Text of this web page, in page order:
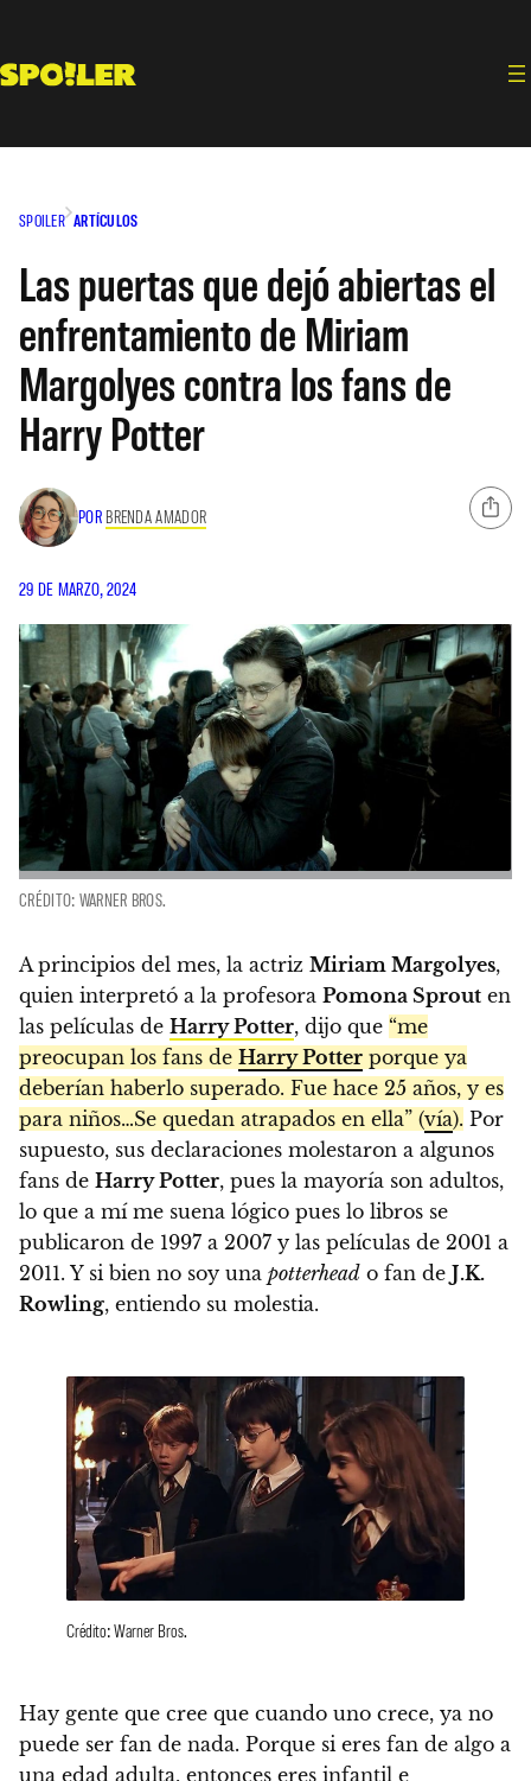
contenido
SPOILER ARTÍCULOS
Las puertas que dejó abiertas el
enfrentamiento de Miriam
Margolyes contra los fans de
Harry Potter
POR BRENDA AMADOR
29 DE MARZO, 2024
CRÉDITO: WARNER BROS.
A principios del mes, la actriz Miriam Margolyes,
quien interpretó a la profesora Pomona Sprout en
las películas de Harry Potter, dijo que “me
preocupan los fans de Harry Potter porque ya
deberían haberlo superado. Fue hace 25 años, y es
para niños…Se quedan atrapados en ella” (vía). Por
supuesto, sus declaraciones molestaron a algunos
fans de Harry Potter, pues la mayoría son adultos,
lo que a mí me suena lógico pues lo libros se
publicaron de 1997 a 2007 y las películas de 2001 a
2011. Y si bien no soy una potterhead o fan de J.K.
Rowling, entiendo su molestia.
Crédito: Warner Bros.
Hay gente que cree que cuando uno crece, ya no
puede ser fan de nada. Porque si eres fan de algo a
una edad adulta, entonces eres infantil e